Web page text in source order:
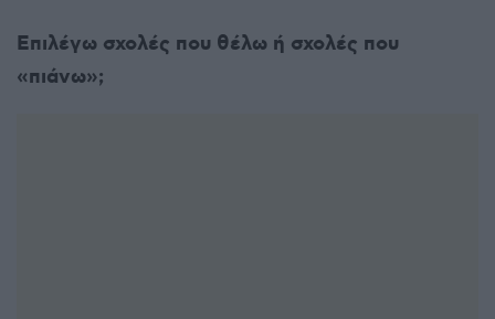
Επιλέγω σχολές που θέλω ή σχολές που
«πιάνω»;